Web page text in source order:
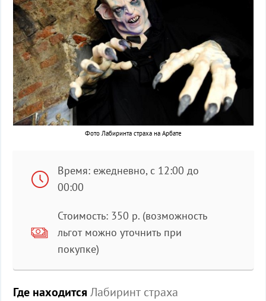
Фото Лабиринта страха на Арбате
Время: ежедневно, с 12:00 до
00:00
Стоимость: 350 р. (возможность
льгот можно уточнить при
покупке)
Где находится Лабиринт страха